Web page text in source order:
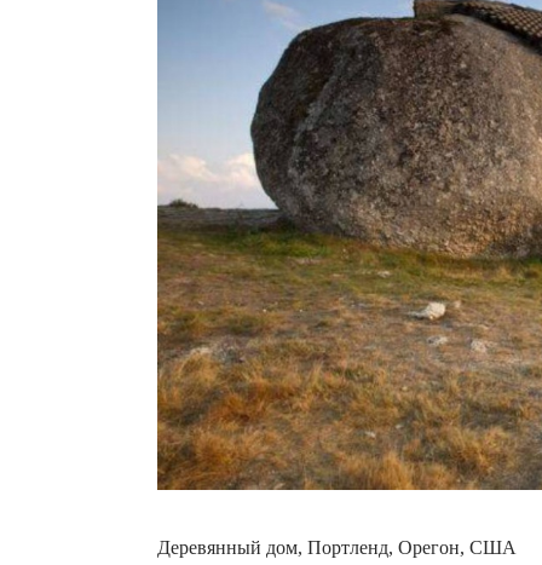
Деревянный дом, Портленд, Орегон, США